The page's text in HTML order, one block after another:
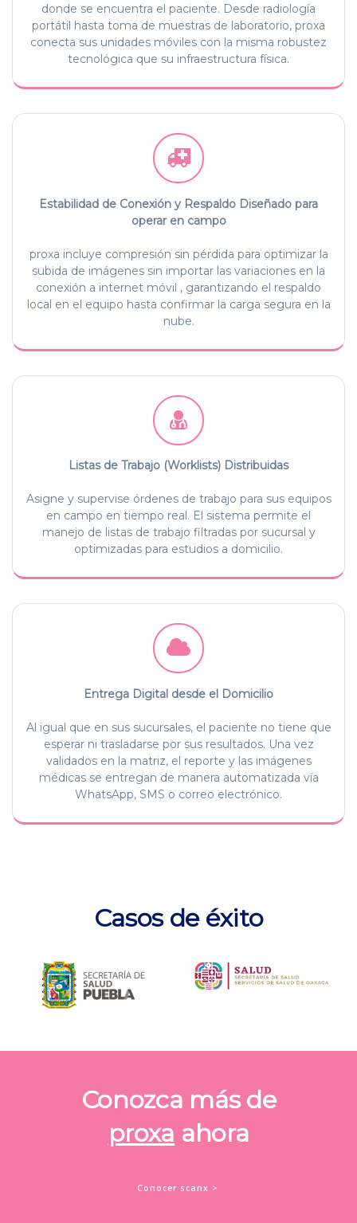
donde se encuentra el paciente. Desde radiología
portátil hasta toma de muestras de laboratorio, proxa
conecta sus unidades móviles con la misma robustez
tecnológica que su infraestructura física.
Estabilidad de Conexión y Respaldo Diseñado para
operar en campo
proxa incluye compresión sin pérdida para optimizar la
subida de imágenes sin importar las variaciones en la
conexión a internet móvil , garantizando el respaldo
local en el equipo hasta confirmar la carga segura en la
nube.
Listas de Trabajo (Worklists) Distribuidas
Asigne y supervise órdenes de trabajo para sus equipos
en campo en tiempo real. El sistema permite el
manejo de listas de trabajo filtradas por sucursal y
optimizadas para estudios a domicilio.
Entrega Digital desde el Domicilio
Al igual que en sus sucursales, el paciente no tiene que
esperar ni trasladarse por sus resultados. Una vez
validados en la matriz, el reporte y las imágenes
médicas se entregan de manera automatizada vía
WhatsApp, SMS o correo electrónico.
Casos de éxito
Conozca más de
proxa ahora
Conocer scanx >